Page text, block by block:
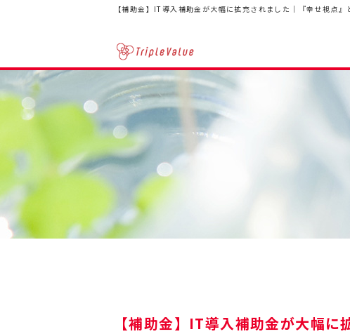
【補助金】IT導入補助金が大幅に拡充されました｜『幸せ視点
【補助金】IT導入補助金が大幅に